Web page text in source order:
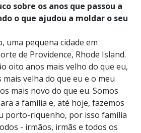
sobre os anos que passou a
o que ajudou a moldar o seu
uma pequena cidade em
de Providence, Rhode Island.
oito anos mais velho do que eu,
velha do que eu e o meu
mais novo do que eu. Somos
a família e, até hoje, fazemos
porto-riquenho, por isso família
- irmãos, irmãs e todos os